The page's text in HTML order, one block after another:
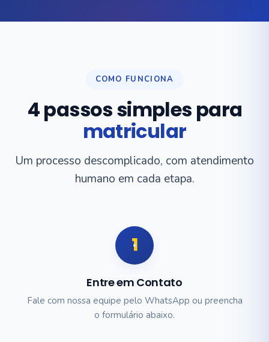
COMO FUNCIONA
4 passos simples para
matricular
Um processo descomplicado, com atendimento
humano em cada etapa.
1
Entre em Contato
Fale com nossa equipe pelo WhatsApp ou preencha
o formulário abaixo.